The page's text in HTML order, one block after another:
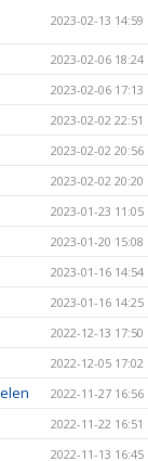
2023-02-13 14:59
2023-02-06 18:24
2023-02-06 17:13
2023-02-02 22:51
2023-02-02 20:56
2023-02-02 20:20
2023-01-23 11:05
2023-01-20 15:08
2023-01-16 14:54
2023-01-16 14:25
2022-12-13 17:50
2022-12-05 17:02
2022-11-27 16:56
2022-11-22 16:51
2022-11-13 16:45